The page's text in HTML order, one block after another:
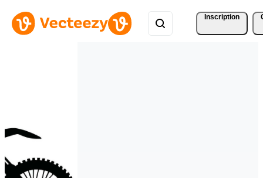
Inscription